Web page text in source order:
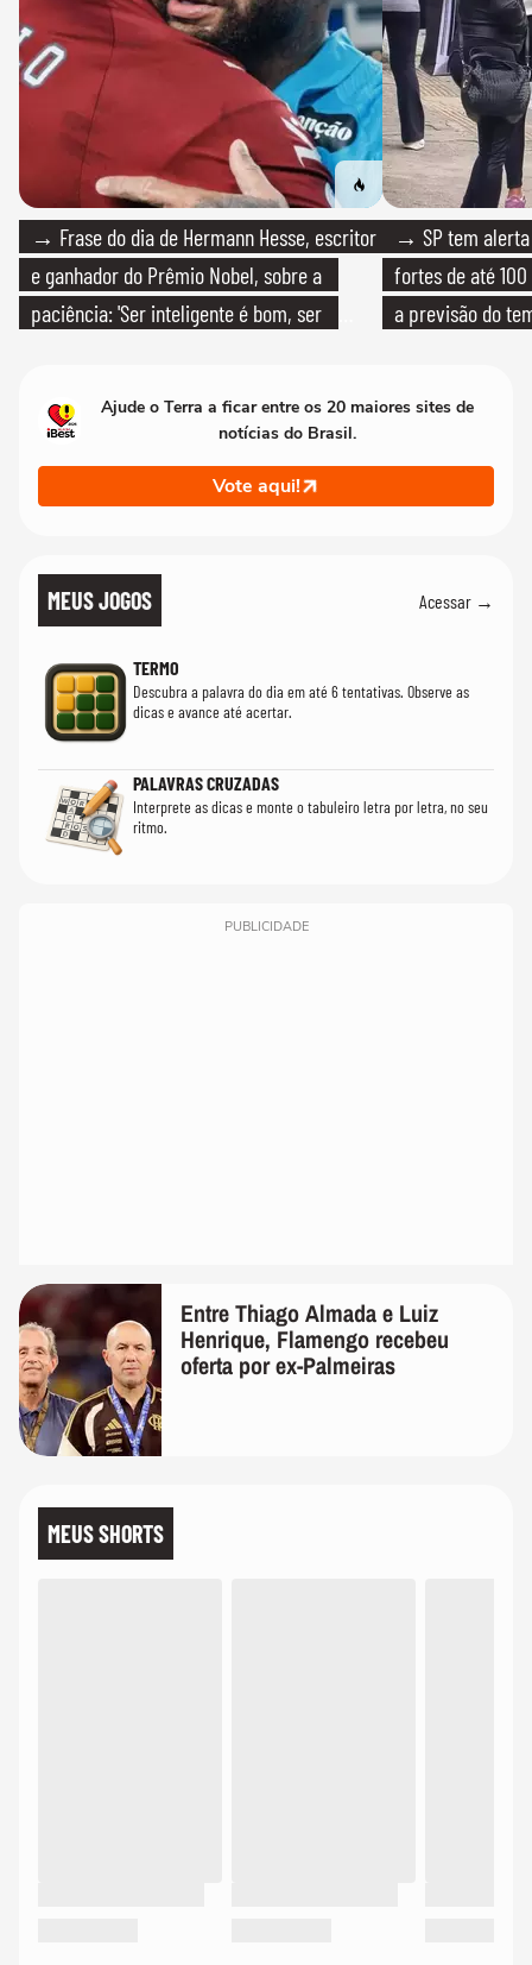
→ Frase do dia de Hermann Hesse, escritor
e ganhador do Prêmio Nobel, sobre a
paciência: 'Ser inteligente é bom, ser
→ SP tem
fortes de até
a previsão do
Ajude o Terra a ficar entre os 20 maiores sites de
notícias do Brasil.
Vote aqui!
MEUS JOGOS Acessar →
TERMO
Descubra a palavra do dia em até 6 tentativas. Observe as
dicas e avance até acertar.
PALAVRAS CRUZADAS
Interprete as dicas e monte o tabuleiro letra por letra, no seu
ritmo.
PUBLICIDADE
Entre Thiago Almada e Luiz
Henrique, Flamengo recebeu
oferta por ex-Palmeiras
MEUS SHORTS